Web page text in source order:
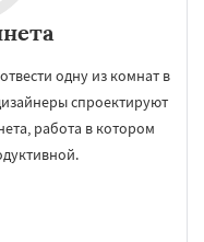
одну из комнат в
спроектируют
работа в котором